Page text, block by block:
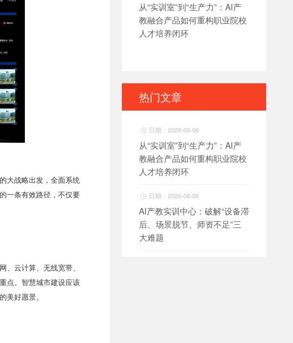
大战略出发，全面系统
一条有效路径，不仅要
云计算、无线宽带、
点。智慧城市建设应该
好愿景。
从“实训室”到“生产力”：AI产
教融合产品如何重构职业院校
人才培养闭环
热门文章
 日期：2026-08-06
从“实训室”到“生产力”：AI产
教融合产品如何重构职业院校
人才培养闭环
 日期：2026-08-06
AI产教实训中心：破解“设备滞
后、场景脱节、师资不足”三
大难题